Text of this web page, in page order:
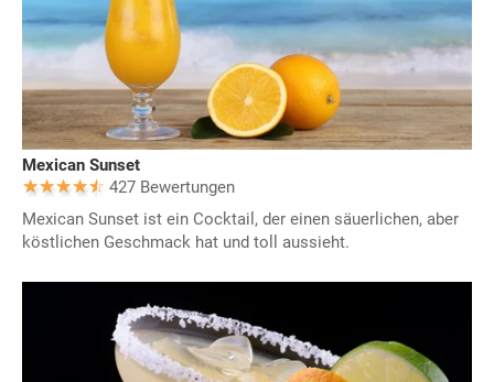
Mexican Sunset
427 Bewertungen
Mexican Sunset ist ein Cocktail, der einen säuerlichen, aber
köstlichen Geschmack hat und toll aussieht.